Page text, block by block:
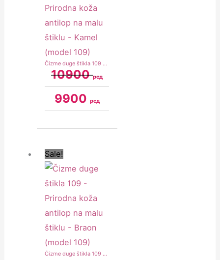
Čizme duge štikla 109 – Prirodna koža antilop na malu štiklu – Kamel (model 109)
10900рсд
9900 рсд
Sale!
Čizme duge štikla 109 – Prirodna koža antilop na malu štiklu – Braon (model 109)
was:
10900 рсд.
is:
9900 рсд.